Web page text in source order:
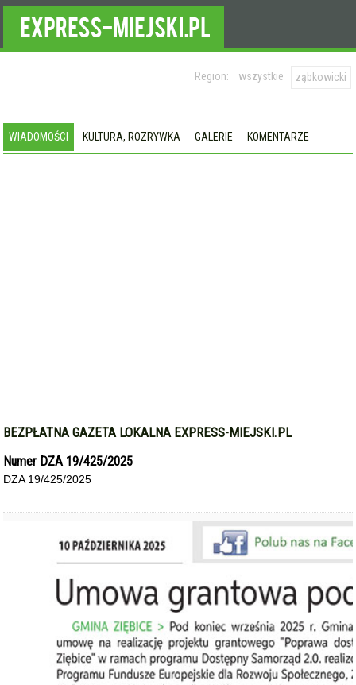
Region: wszystkie ząbkowicki
WIADOMOŚCI KULTURA, ROZRYWKA GALERIE KOMENTARZE
BEZPŁATNA GAZETA LOKALNA EXPRESS-MIEJSKI.PL
Numer DZA 19/425/2025
DZA 19/425/2025